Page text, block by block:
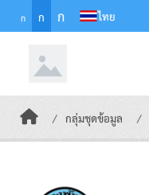
Skip to main content
ก ก ก ไทย
กลุ่มชุดข้อมูล